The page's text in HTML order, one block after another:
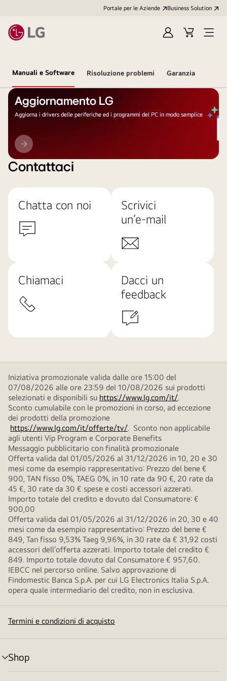
Portale per le Aziende Business Solution
AccediCart
Open
Manuali e Software Risoluzione problemi Garanzia
Aggiornamento LG
Aggiorna i drivers delle periferiche ed i programmi del PC in modo semplice
Aggiornamento
LG
Contattaci
Chatta con noi
Scrivici
un’e-mail
Chiamaci
Dacci un
feedback
Iniziativa promozionale valida dalle ore 15:00 del
07/08/2026 alle ore 23:59 del 10/08/2026 sui prodotti
selezionati e disponibili su https://www.lg.com/it/.
Sconto cumulabile con le promozioni in corso, ad eccezione
dei prodotti della promozione
https://www.lg.com/it/offerte/tv/. Sconto non applicabile
agli utenti Vip Program e Corporate Benefits
Messaggio pubblicitario con finalità promozionale
Offerta valida dal 01/05/2026 al 31/12/2026 in 10, 20 e 30
mesi come da esempio rappresentativo: Prezzo del bene €
900, TAN fisso 0%, TAEG 0%, in 10 rate da 90 €, 20 rate da
45 €, 30 rate da 30 € spese e costi accessori azzerati.
Importo totale del credito e dovuto dal Consumatore: €
900,00
Offerta valida dal 01/05/2026 al 31/12/2026 in 20, 30 e 40
mesi come da esempio rappresentativo: Prezzo del bene €
849, Tan fisso 9,53% Taeg 9,96%, in 30 rate da € 31,92 costi
accessori dell’offerta azzerati. Importo totale del credito €
849. Importo totale dovuto dal Consumatore € 957,60.
IEBCC nel percorso online. Salvo approvazione di
Findomestic Banca S.p.A. per cui LG Electronics Italia S.p.A.
opera quale intermediario del credito, non in esclusiva.
Termini e condizioni di acquisto
Shop
Attivazione
menu